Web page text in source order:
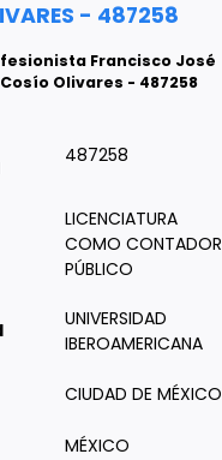
- 487258
Francisco José
Olivares - 487258
487258
LICENCIATURA
COMO CONTADOR
PÚBLICO
UNIVERSIDAD
IBEROAMERICANA
CIUDAD DE MÉXICO
MÉXICO